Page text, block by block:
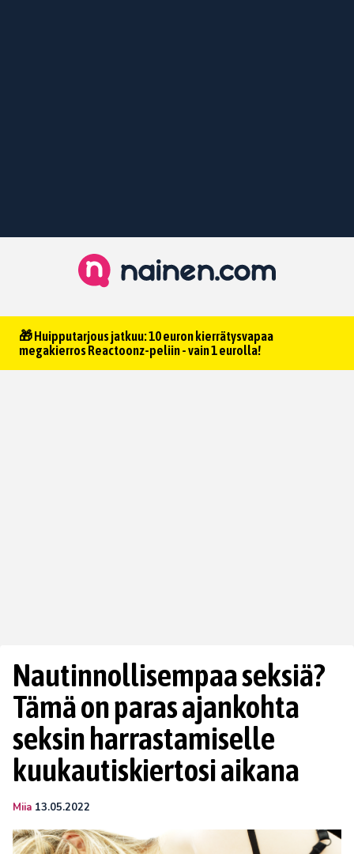
🎁 Huipputarjous jatkuu: 10 euron kierrätysvapaa
megakierros Reactoonz-peliin - vain 1 eurolla!
Nautinnollisempaa seksiä?
Tämä on paras ajankohta
seksin harrastamiselle
kuukautiskiertosi aikana
Miia 13.05.2022